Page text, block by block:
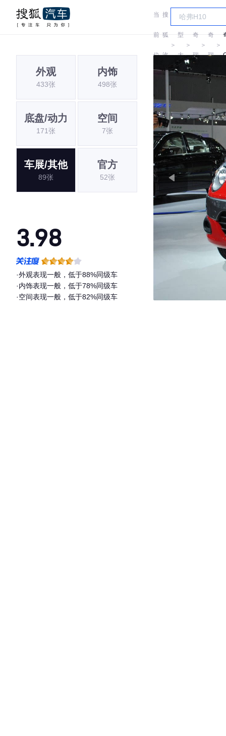
当
前
位
搜
狐
汽
＞
车
型
大
全
＞
奇
瑞
＞
奇
瑞
＞
外观
433张
内饰
498张
底盘/动力
171张
空间
7张
车展/其他
89张
官方
52张
3.98
·外观表现一般，低于88%同级车
·内饰表现一般，低于78%同级车
·空间表现一般，低于82%同级车